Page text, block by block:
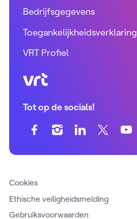
Bedrijfsgegevens
Toegankelijkheidsverklaring
VRT Profiel
VRT (home)
Tot op de socials!
Cookies
Ethische veiligheidsmelding
Gebruiksvoorwaarden